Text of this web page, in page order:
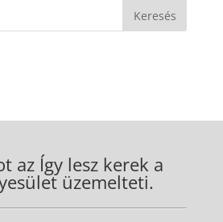
az Így lesz kerek a
üzemelteti.